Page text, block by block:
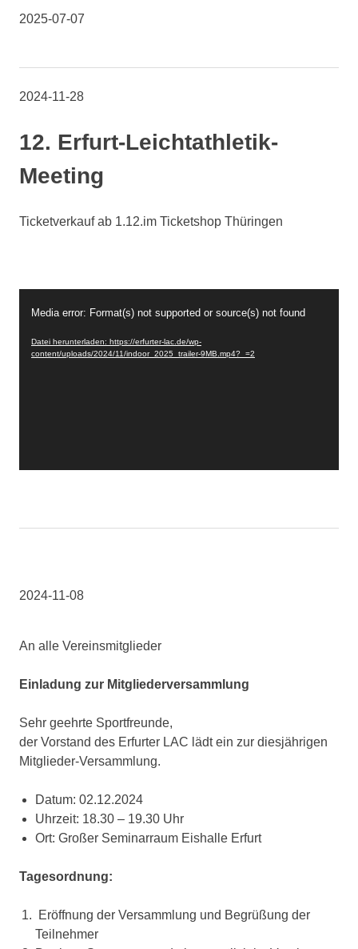
2025-07-07
2024-11-28
12. Erfurt-Leichtathletik-
Meeting
Ticketverkauf ab 1.12.im Ticketshop Thüringen
Player
Media error: Format(s) not supported or source(s) not found
Datei herunterladen: https://erfurter-lac.de/wp-
content/uploads/2024/11/indoor_2025_trailer-9MB.mp4?_=2
2024-11-08
An alle Vereinsmitglieder
Einladung zur Mitgliederversammlung
Sehr geehrte Sportfreunde,
der Vorstand des Erfurter LAC lädt ein zur diesjährigen
Mitglieder-Versammlung.
Datum: 02.12.2024
Uhrzeit: 18.30 – 19.30 Uhr
Ort: Großer Seminarraum Eishalle Erfurt
Tagesordnung:
Eröffnung der Versammlung und Begrüßung der
Teilnehmer